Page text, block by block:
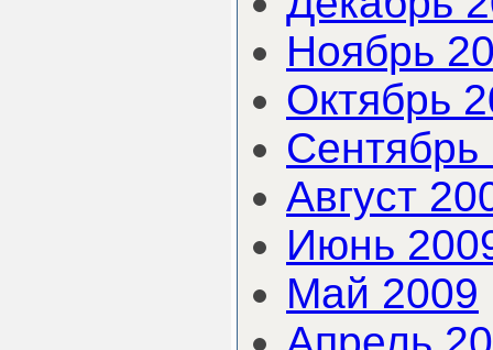
Ноябрь
Октябрь
Сентябрь
Август
Июнь
Май 2009